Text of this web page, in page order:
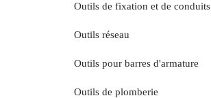
Outils de fixation et de conduits
Outils réseau
Outils pour barres d'armature
Outils de plomberie